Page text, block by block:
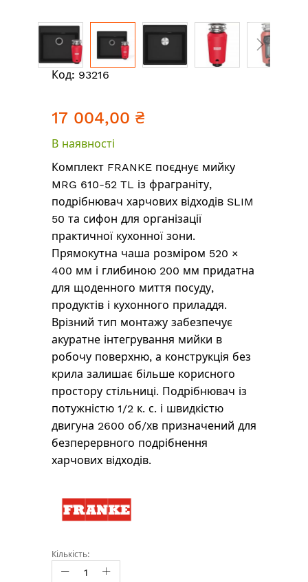
Перейти
галереї
Код: 93216
17 004,00 ₴
В наявності
Комплект FRANKE поєднує мийку
MRG 610-52 TL із фраграніту,
подрібнювач харчових відходів SLIM
50 та сифон для організації
практичної кухонної зони.
Прямокутна чаша розміром 520 ×
400 мм і глибиною 200 мм придатна
для щоденного миття посуду,
продуктів і кухонного приладдя.
Врізний тип монтажу забезпечує
акуратне інтегрування мийки в
робочу поверхню, а конструкція без
крила залишає більше корисного
простору стільниці. Подрібнювач із
потужністю 1/2 к. с. і швидкістю
двигуна 2600 об/хв призначений для
безперервного подрібнення
харчових відходів.
Кількість: